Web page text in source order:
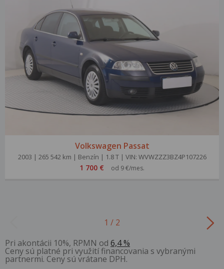
Volkswagen Passat
2003 | 265 542 km | Benzín | 1.8 T | VIN: WVWZZZ3BZ4P107226
1 700 € od 9 €/mes.
1 / 2
Pri akontácii 10%, RPMN od 6,4 %
Ceny sú platné pri využití financovania s vybranými
partnermi. Ceny sú vrátane DPH.